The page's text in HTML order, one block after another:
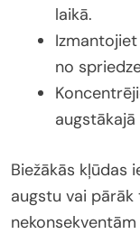
laikā.
no
Biežākās kļūdas
augstu vai